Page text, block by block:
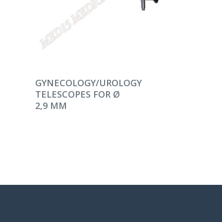
DEVAMINI OKU
GYNECOLOGY/UROLOGY
TELESCOPES FOR Ø
2,9 MM